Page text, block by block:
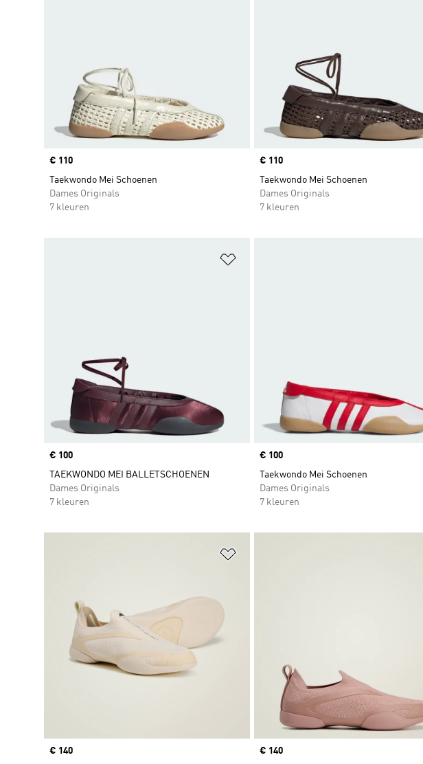
Price
€ 110
Taekwondo Mei Schoenen
Dames Originals
7 kleuren
Price
€ 110
Taekwondo Mei Schoenen
Dames Originals
7 kleuren
Price
€ 100
TAEKWONDO MEI BALLETSCHOENEN
Dames Originals
7 kleuren
Price
€ 100
Taekwondo Mei Schoenen
Dames Originals
7 kleuren
Price
€ 140
Price
€ 140